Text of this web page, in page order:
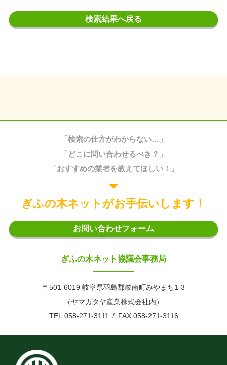
検索結果へ戻る
「検索の仕方がわからない…」
「どこに問い合わせるべき？」
「おすすめの業者を教えてほしい！」
ぎふの木ネットがお手伝いします！
お問い合わせフォーム
ぎふの木ネット協議会事務局
〒501-6019 岐阜県羽島郡岐南町みやまち1-3
（ヤマガタヤ産業株式会社内）
TEL:058-271-3111
FAX:058-271-3116